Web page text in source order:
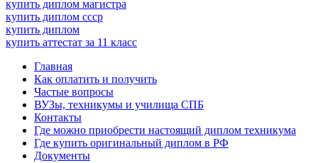
купить диплом магистра
купить диплом ссср
купить диплом
купить аттестат за 11 класс
Главная
Как оплатить и получить
Частые вопросы
ВУЗы, техникумы и училища СПБ
Контакты
Где можно приобрести настоящий диплом техникума
Где купить оригинальный диплом в РФ
Документы